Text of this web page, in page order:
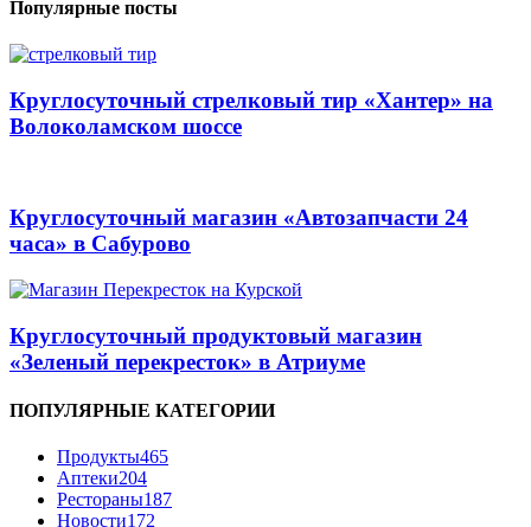
Популярные посты
Круглосуточный стрелковый тир «Хантер» на
Волоколамском шоссе
Круглосуточный магазин «Автозапчасти 24
часа» в Сабурово
Круглосуточный продуктовый магазин
«Зеленый перекресток» в Атриуме
ПОПУЛЯРНЫЕ КАТЕГОРИИ
Продукты465
Аптеки204
Рестораны187
Новости172